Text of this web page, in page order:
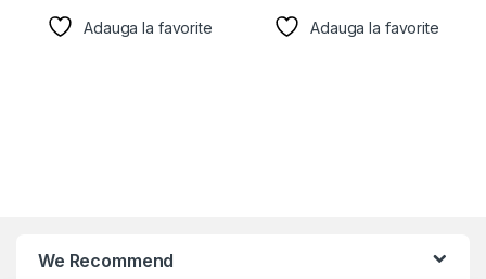
Adauga la favorite Adauga la favorite
We Recommend